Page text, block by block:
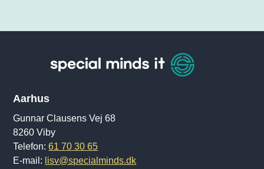
Aarhus
Gunnar Clausens Vej 68
8260 Viby
Telefon:61 70 30 65
E-mail: lisv@specialminds.dk